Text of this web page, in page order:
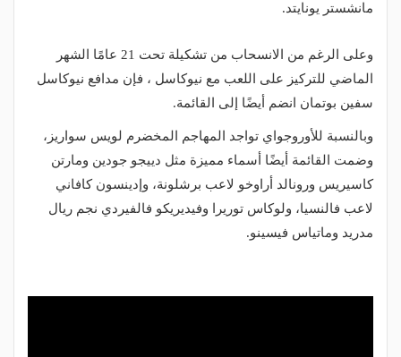
مانشستر يونايتد.
وعلى الرغم من الانسحاب من تشكيلة تحت 21 عامًا الشهر
الماضي للتركيز على اللعب مع نيوكاسل ، فإن مدافع نيوكاسل
سفين بوتمان انضم أيضًا إلى القائمة.
وبالنسبة للأوروجواي تواجد المهاجم المخضرم لويس سواريز،
وضمت القائمة أيضًا أسماء مميزة مثل دييجو جودين ومارتن
كاسيريس ورونالد أراوخو لاعب برشلونة، وإدينسون كافاني
لاعب فالنسيا، ولوكاس توريرا وفيديريكو فالفيردي نجم ريال
مدريد وماتياس فيسينو.